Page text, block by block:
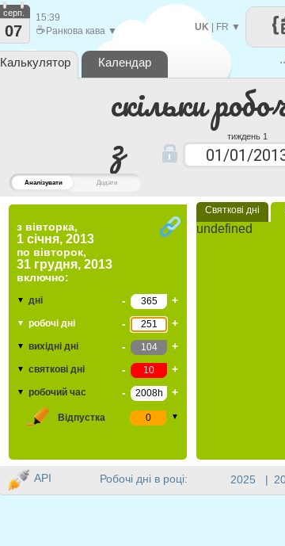
Аналізувати Додати
скільки
з
тиждень 1
з вівторка,
1 січня, 2013
по вівторок,
31 грудня, 2013
включно:
▼ дні - +
▼ робочі дні - +
▼ вихідні дні - +
▼ святкові дні - +
▼ робочий час - +
Відпустка ▼
Святкові дні
undefined
UK| FR ▼
серп.
07
15:39
☕ Ранкова кава ▼
Калькулятор Календар
Робочі дні в році: 2025 |
API